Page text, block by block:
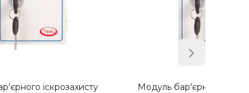
Модуль кільцевого інтерфейсу